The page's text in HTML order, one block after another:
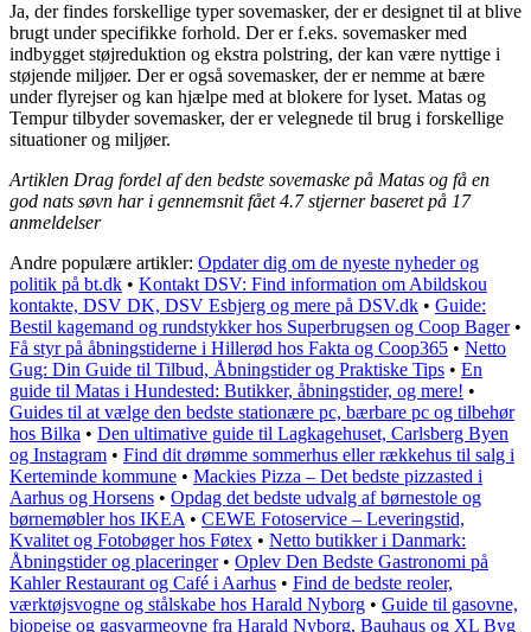
Ja, der findes forskellige typer sovemasker, der er designet til at blive
brugt under specifikke forhold. Der er f.eks. sovemasker med
indbygget støjreduktion og ekstra polstring, der kan være nyttige i
støjende miljøer. Der er også sovemasker, der er nemme at bære
under flyrejser og kan hjælpe med at blokere for lyset. Matas og
Tempur tilbyder sovemasker, der er velegnede til brug i forskellige
situationer og miljøer.
Artiklen Drag fordel af den bedste sovemaske på Matas og få en
god nats søvn har i gennemsnit fået4.7stjerner baseret på 17
anmeldelser
Andre populære artikler: Opdater dig om de nyeste nyheder og
politik på bt.dk • Kontakt DSV: Find information om Abildskou
kontakte, DSV DK, DSV Esbjerg og mere på DSV.dk • Guide:
Bestil kagemand og rundstykker hos Superbrugsen og Coop Bager•
Få styr på åbningstiderne i Hillerød hos Fakta og Coop365 • Netto
Gug: Din Guide til Tilbud, Åbningstider og Praktiske Tips • En
guide til Matas i Hundested: Butikker, åbningstider, og mere! •
Guides til at vælge den bedste stationære pc, bærbare pc og tilbehør
hos Bilka • Den ultimative guide til Lagkagehuset, Carlsberg Byen
og Instagram • Find dit drømme sommerhus eller rækkehus til salg i
Kerteminde kommune • Mackies Pizza – Det bedste pizzasted i
Aarhus og Horsens • Opdag det bedste udvalg af børnestole og
børnemøbler hos IKEA • CEWE Fotoservice – Leveringstid,
Kvalitet og Fotobøger hos Føtex • Netto butikker i Danmark:
Åbningstider og placeringer• Oplev Den Bedste Gastronomi på
Kahler Restaurant og Café i Aarhus • Find de bedste reoler,
værktøjsvogne og stålskabe hos Harald Nyborg • Guide til gasovne,
biopejse og gasvarmeovne fra Harald Nyborg, Bauhaus og XL Byg